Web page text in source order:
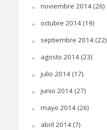
noviembre 2014(26)
octubre 2014(19)
septiembre 2014(22)
agosto 2014(23)
julio 2014(17)
junio 2014(27)
mayo 2014(26)
abril 2014(7)